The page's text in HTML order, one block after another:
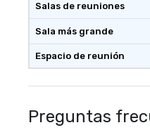
Salas de reuniones
Sala más grande
Espacio de reunión
Preguntas